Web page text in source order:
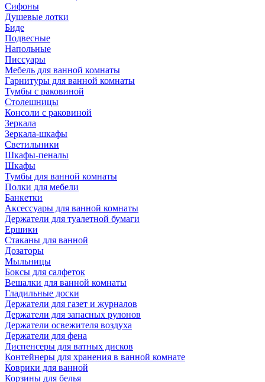
Сифоны
Душевые лотки
Биде
Подвесные
Напольные
Писсуары
Мебель для ванной комнаты
Гарнитуры для ванной комнаты
Тумбы с раковиной
Столешницы
Консоли с раковиной
Зеркала
Зеркала-шкафы
Светильники
Шкафы-пеналы
Шкафы
Тумбы для ванной комнаты
Полки для мебели
Банкетки
Аксессуары для ванной комнаты
Держатели для туалетной бумаги
Ершики
Стаканы для ванной
Дозаторы
Мыльницы
Боксы для салфеток
Вешалки для ванной комнаты
Гладильные доски
Держатели для газет и журналов
Держатели для запасных рулонов
Держатели освежителя воздуха
Держатели для фена
Диспенсеры для ватных дисков
Контейнеры для хранения в ванной комнате
Коврики для ванной
Корзины для белья